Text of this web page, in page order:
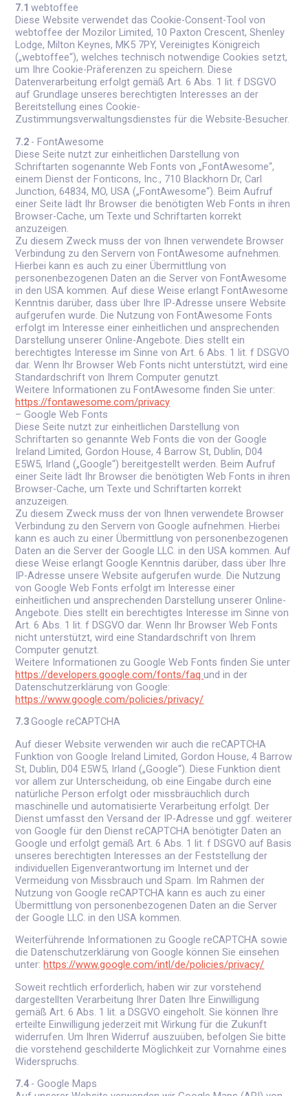
7.1 webtoffee
Diese Website verwendet das Cookie-Consent-Tool von
webtoffee der Mozilor Limited, 10 Paxton Crescent, Shenley
Lodge, Milton Keynes, MK5 7PY, Vereinigtes Königreich
(„webtoffee“), welches technisch notwendige Cookies setzt,
um Ihre Cookie-Präferenzen zu speichern. Diese
Datenverarbeitung erfolgt gemäß Art. 6 Abs. 1 lit. f DSGVO
auf Grundlage unseres berechtigten Interesses an der
Bereitstellung eines Cookie-
Zustimmungsverwaltungsdienstes für die Website-Besucher.
7.2 - FontAwesome
Diese Seite nutzt zur einheitlichen Darstellung von
Schriftarten sogenannte Web Fonts von „FontAwesome“,
einem Dienst der Fonticons, Inc., 710 Blackhorn Dr, Carl
Junction, 64834, MO, USA („FontAwesome“). Beim Aufruf
einer Seite lädt Ihr Browser die benötigten Web Fonts in ihren
Browser-Cache, um Texte und Schriftarten korrekt
anzuzeigen.
Zu diesem Zweck muss der von Ihnen verwendete Browser
Verbindung zu den Servern von FontAwesome aufnehmen.
Hierbei kann es auch zu einer Übermittlung von
personenbezogenen Daten an die Server von FontAwesome
in den USA kommen. Auf diese Weise erlangt FontAwesome
Kenntnis darüber, dass über Ihre IP-Adresse unsere Website
aufgerufen wurde. Die Nutzung von FontAwesome Fonts
erfolgt im Interesse einer einheitlichen und ansprechenden
Darstellung unserer Online-Angebote. Dies stellt ein
berechtigtes Interesse im Sinne von Art. 6 Abs. 1 lit. f DSGVO
dar. Wenn Ihr Browser Web Fonts nicht unterstützt, wird eine
Standardschrift von Ihrem Computer genutzt.
Weitere Informationen zu FontAwesome finden Sie unter:
https://fontawesome.com/privacy
– Google Web Fonts
Diese Seite nutzt zur einheitlichen Darstellung von
Schriftarten so genannte Web Fonts die von der Google
Ireland Limited, Gordon House, 4 Barrow St, Dublin, D04
E5W5, Irland („Google“) bereitgestellt werden. Beim Aufruf
einer Seite lädt Ihr Browser die benötigten Web Fonts in ihren
Browser-Cache, um Texte und Schriftarten korrekt
anzuzeigen.
Zu diesem Zweck muss der von Ihnen verwendete Browser
Verbindung zu den Servern von Google aufnehmen. Hierbei
kann es auch zu einer Übermittlung von personenbezogenen
Daten an die Server der Google LLC. in den USA kommen. Auf
diese Weise erlangt Google Kenntnis darüber, dass über Ihre
IP-Adresse unsere Website aufgerufen wurde. Die Nutzung
von Google Web Fonts erfolgt im Interesse einer
einheitlichen und ansprechenden Darstellung unserer Online-
Angebote. Dies stellt ein berechtigtes Interesse im Sinne von
Art. 6 Abs. 1 lit. f DSGVO dar. Wenn Ihr Browser Web Fonts
nicht unterstützt, wird eine Standardschrift von Ihrem
Computer genutzt.
Weitere Informationen zu Google Web Fonts finden Sie unter
https://developers.google.com/fonts/faqund in der
Datenschutzerklärung von Google:
https://www.google.com/policies/privacy/
7.3Google reCAPTCHA
Auf dieser Website verwenden wir auch die reCAPTCHA
Funktion von Google Ireland Limited, Gordon House, 4 Barrow
St, Dublin, D04 E5W5, Irland („Google“). Diese Funktion dient
vor allem zur Unterscheidung, ob eine Eingabe durch eine
natürliche Person erfolgt oder missbräuchlich durch
maschinelle und automatisierte Verarbeitung erfolgt. Der
Dienst umfasst den Versand der IP-Adresse und ggf. weiterer
von Google für den Dienst reCAPTCHA benötigter Daten an
Google und erfolgt gemäß Art. 6 Abs. 1 lit. f DSGVO auf Basis
unseres berechtigten Interesses an der Feststellung der
individuellen Eigenverantwortung im Internet und der
Vermeidung von Missbrauch und Spam. Im Rahmen der
Nutzung von Google reCAPTCHA kann es auch zu einer
Übermittlung von personenbezogenen Daten an die Server
der Google LLC. in den USA kommen.
Weiterführende Informationen zu Google reCAPTCHA sowie
die Datenschutzerklärung von Google können Sie einsehen
unter:https://www.google.com/intl/de/policies/privacy/
Soweit rechtlich erforderlich, haben wir zur vorstehend
dargestellten Verarbeitung Ihrer Daten Ihre Einwilligung
gemäß Art. 6 Abs. 1 lit. a DSGVO eingeholt. Sie können Ihre
erteilte Einwilligung jederzeit mit Wirkung für die Zukunft
widerrufen. Um Ihren Widerruf auszuüben, befolgen Sie bitte
die vorstehend geschilderte Möglichkeit zur Vornahme eines
Widerspruchs.
7.4- Google Maps